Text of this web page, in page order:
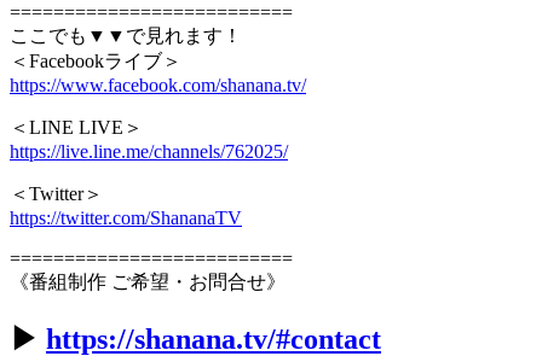
==========================
ここでも▼▼で見れます！
＜Facebookライブ＞
https://www.facebook.com/shanana.tv/
＜LINE LIVE＞
https://live.line.me/channels/762025/
＜Twitter＞
https://twitter.com/ShananaTV
==========================
《番組制作 ご希望・お問合せ》
▶︎ https://shanana.tv/#contact